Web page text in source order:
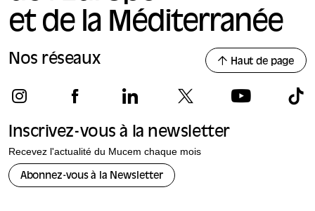
et de la Méditerranée
Nos réseaux Haut de page
Inscrivez-vous à la newsletter
Recevez l'actualité du Mucem chaque mois
Abonnez-vous à la Newsletter